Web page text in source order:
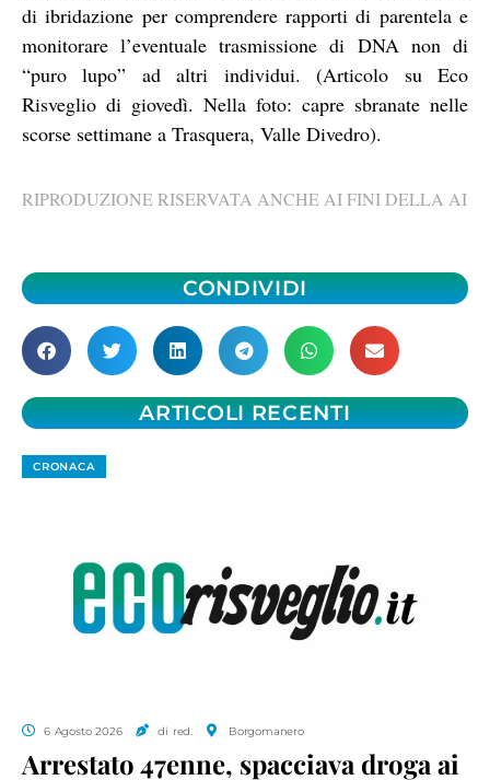
di ibridazione per comprendere rapporti di parentela e
monitorare l’eventuale trasmissione di DNA non di
“puro lupo” ad altri individui. (Articolo su Eco
Risveglio di giovedì. Nella foto: capre sbranate nelle
scorse settimane a Trasquera, Valle Divedro).
RIPRODUZIONE RISERVATA ANCHE AI FINI DELLA AI
CONDIVIDI
ARTICOLI RECENTI
CRONACA
6 Agosto 2026 di red. Borgomanero
Arrestato 47enne, spacciava droga ai